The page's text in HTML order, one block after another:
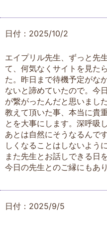
日付：2025/10/2
エイプリル先生、ずっと先
て、何気なくサイトを見た
た。昨日まで待機予定がな
ないと諦めていたので。今
が繋がったんだと思いました
教えて頂いた事、本当に貴
とを大事にします。深呼吸し
あとは自然にそうなるんで
しくなることはしないよう
また先生とお話しできる日
今日の先生とのご縁にもあ
日付：2025/9/5